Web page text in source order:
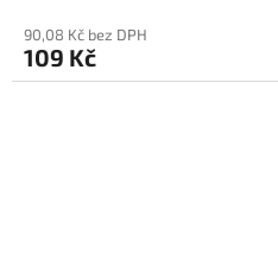
90,08 Kč bez DPH
109 Kč